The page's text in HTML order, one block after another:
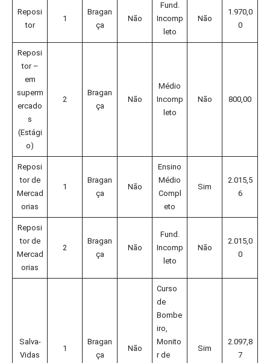
Reposi
tor
1
Bragan
ça
Não
Fund.
Incomp
leto
Não
1.970,0
0
Reposi
tor –
em
superm
ercado
s
(Estági
o)
2
Bragan
ça
Não
Médio
Incomp
leto
Não 800,00
Reposi
tor de
Mercad
orias
1
Bragan
ça
Não
Ensino
Médio
Compl
eto
Sim
2.015,5
6
Reposi
tor de
Mercad
orias
2
Bragan
ça
Não
Fund.
Incomp
leto
Não
2.015,0
0
Salva-
Vidas
1
Bragan
ça
Não
Curso
de
Bombe
iro,
Monito
r de
Sim
2.097,8
7